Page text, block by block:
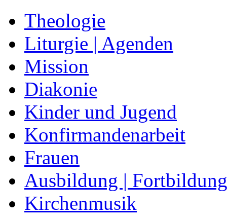
Theologie
Liturgie | Agenden
Mission
Diakonie
Kinder und Jugend
Konfirmandenarbeit
Frauen
Ausbildung | Fortbildung
Kirchenmusik